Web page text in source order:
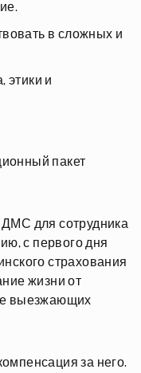
в сложных и
этики и
пакет
для сотрудника
с первого дня
страхования
жизни от
выезжающих
за него.